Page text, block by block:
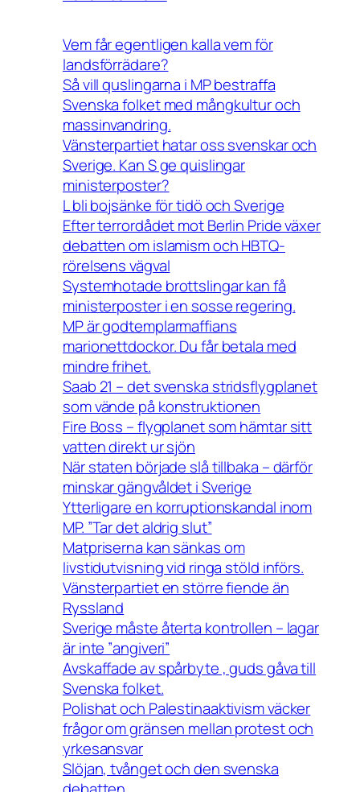
Vem får egentligen kalla vem för
landsförrädare?
Så vill quslingarna i MP bestraffa
Svenska folket med mångkultur och
massinvandring.
Vänsterpartiet hatar oss svenskar och
Sverige. Kan S ge quislingar
ministerposter?
L bli bojsänke för tidö och Sverige
Efter terrordådet mot Berlin Pride växer
debatten om islamism och HBTQ-
rörelsens vägval
Systemhotade brottslingar kan få
ministerposter i en sosse regering.
MP är godtemplarmaffians
marionettdockor. Du får betala med
mindre frihet.
Saab 21 – det svenska stridsflygplanet
som vände på konstruktionen
Fire Boss – flygplanet som hämtar sitt
vatten direkt ur sjön
När staten började slå tillbaka – därför
minskar gängvåldet i Sverige
Ytterligare en korruptionskandal inom
MP. ”Tar det aldrig slut”
Matpriserna kan sänkas om
livstidutvisning vid ringa stöld införs.
Vänsterpartiet en större fiende än
Ryssland
Sverige måste återta kontrollen – lagar
är inte ”angiveri”
Avskaffade av spårbyte , guds gåva till
Svenska folket.
Polishat och Palestinaaktivism väcker
frågor om gränsen mellan protest och
yrkesansvar
Slöjan, tvånget och den svenska